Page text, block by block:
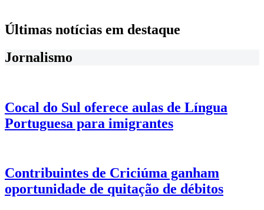
Últimas notícias em destaque
Jornalismo
Cocal do Sul oferece aulas de Língua
Portuguesa para imigrantes
Contribuintes de Criciúma ganham
oportunidade de quitação de débitos